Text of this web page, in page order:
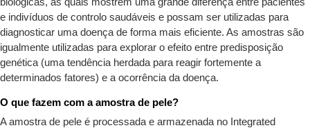
e indivíduos de controlo saudáveis e possam ser utilizadas para
diagnosticar uma doença de forma mais eficiente. As amostras são
igualmente utilizadas para explorar o efeito entre predisposição
genética (uma tendência herdada para reagir fortemente a
determinados fatores) e a ocorrência da doença.
O que fazem com a amostra de pele?
A amostra de pele é processada e armazenada no Integrated